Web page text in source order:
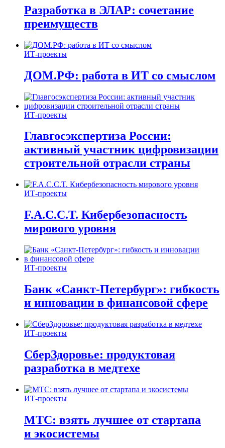
Разработка в ЭЛАР: сочетание
преимуществ
ИТ-проекты
ДОМ.РФ: работа в ИТ со смыслом
ИТ-проекты
Главгосэкспертиза России:
активный участник цифровизации
строительной отрасли страны
ИТ-проекты
F.A.C.C.T. Кибербезопасность
мирового уровня
ИТ-проекты
Банк «Санкт-Петербург»: гибкость
и инновации в финансовой сфере
ИТ-проекты
СберЗдоровье: продуктовая
разработка в медтехе
ИТ-проекты
МТС: взять лучшее от стартапа
и экосистемы